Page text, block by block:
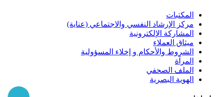
المكتبات
مركز الإرشاد النفسي والاجتماعي (عناية)
المشاركة الإلكترونية
ميثاق العملاء
الشروط والأحكام و إخلاء المسؤولية
المرآة
الملف الصحفي
الهوية البصرية